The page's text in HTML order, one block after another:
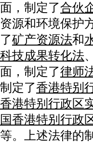
面，制定了合伙
资源和环境保护
了矿产资源法和
科技成果转化法、
面，制定了律师
制定了香港特别
香港特别行政区
国香港特别行政
等。上述法律的